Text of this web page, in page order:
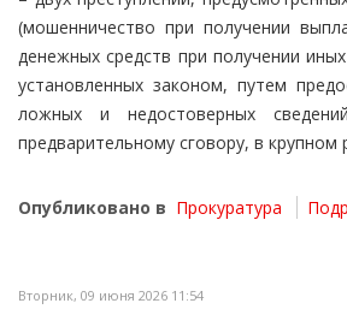
(мошенничество при получении
денежных средств при получении
установленных законом, путем
ложных и недостоверных
предварительному сговору, в крупном
Опубликовано в Прокуратура
Вторник, 09 июня 2026 11:54